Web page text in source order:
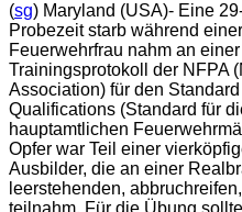
(sg) Maryland (USA)- Eine
Probezeit starb während
Feuerwehrfrau nahm an
Trainingsprotokoll der NFPA
Association) für den
Qualifications (Standard für
hauptamtlichen
Opfer war Teil einer
Ausbilder, die an einer
leerstehenden,